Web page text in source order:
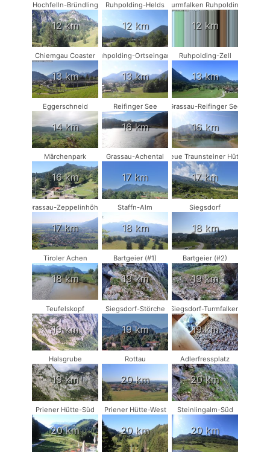
Hochfelln-Bründling
12 km
Ruhpolding-Helds
12 km
Turmfalken Ruhpolding
12 km
Chiemgau Coaster
13 km
Ruhpolding-Ortseingang
13 km
Ruhpolding-Zell
13 km
Eggerschneid
14 km
Reifinger See
16 km
Grassau-Reifinger See
16 km
Märchenpark
16 km
Grassau-Achental
17 km
Neue Traunsteiner Hütte
17 km
Grassau-Zeppelinhöhe
17 km
Staffn-Alm
18 km
Siegsdorf
18 km
Tiroler Achen
18 km
Bartgeier (#1)
19 km
Bartgeier (#2)
19 km
Teufelskopf
19 km
Siegsdorf-Störche
19 km
Siegsdorf-Turmfalken
19 km
Halsgrube
19 km
Rottau
20 km
Adlerfressplatz
20 km
Priener Hütte-Süd
20 km
Priener Hütte-West
20 km
Steinlingalm-Süd
20 km